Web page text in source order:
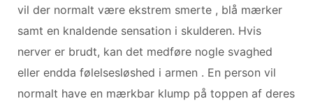
vil der normalt være ekstrem smerte , blå mærker
samt en knaldende sensation i skulderen. Hvis
nerver er brudt, kan det medføre nogle svaghed
eller endda følelsesløshed i armen . En person vil
normalt have en mærkbar klump på toppen af ​​deres